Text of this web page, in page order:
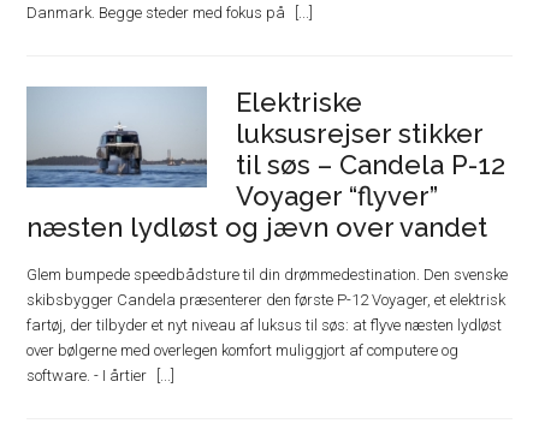
Danmark. Begge steder med fokus på
Elektriske
luksusrejser stikker
til søs – Candela P-12
Voyager “flyver”
næsten lydløst og jævn over vandet
Glem bumpede speedbådsture til din drømmedestination. Den svenske
skibsbygger Candela præsenterer den første P-12 Voyager, et elektrisk
fartøj, der tilbyder et nyt niveau af luksus til søs: at flyve næsten lydløst
over bølgerne med overlegen komfort muliggjort af computere og
software. - I årtier